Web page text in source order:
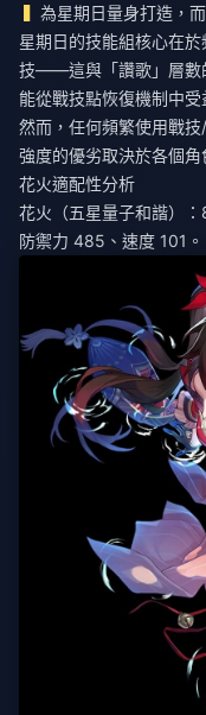
為星期日量身打造，
星期日的技能組核心在
技——這與「讚歌」層數
能從戰技點恢復機制中受
然而，任何頻繁使用戰
強度的優劣取決於各個角
花火適配性分析
花火（五星量子和諧）
防禦力 485、速度 101。